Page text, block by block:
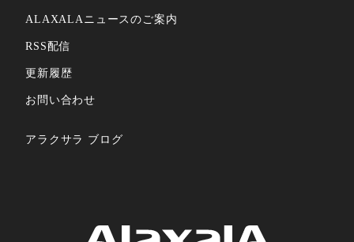
ALAXALAニュースのご案内
RSS配信
更新履歴
お問い合わせ
アラクサラ ブログ